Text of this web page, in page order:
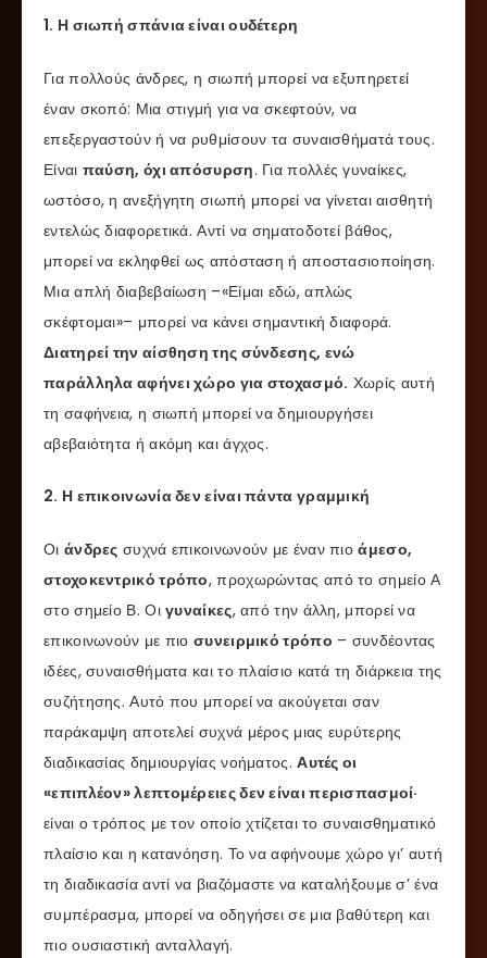
1. Η σιωπή σπάνια είναι ουδέτερη
Για πολλούς άνδρες, η σιωπή μπορεί να εξυπηρετεί
έναν σκοπό: Μια στιγμή για να σκεφτούν, να
επεξεργαστούν ή να ρυθμίσουν τα συναισθήματά τους.
Είναι παύση, όχι απόσυρση. Για πολλές γυναίκες,
ωστόσο, η ανεξήγητη σιωπή μπορεί να γίνεται αισθητή
εντελώς διαφορετικά. Αντί να σηματοδοτεί βάθος,
μπορεί να εκληφθεί ως απόσταση ή αποστασιοποίηση.
Μια απλή διαβεβαίωση –«Είμαι εδώ, απλώς
σκέφτομαι»– μπορεί να κάνει σημαντική διαφορά.
Διατηρεί την αίσθηση της σύνδεσης, ενώ
παράλληλα αφήνει χώρο για στοχασμό. Χωρίς αυτή
τη σαφήνεια, η σιωπή μπορεί να δημιουργήσει
αβεβαιότητα ή ακόμη και άγχος.
2. Η επικοινωνία δεν είναι πάντα γραμμική
Οι άνδρες συχνά επικοινωνούν με έναν πιοάμεσο,
στοχοκεντρικό τρόπο, προχωρώντας από το σημείο Α
στο σημείο Β. Οιγυναίκες, από την άλλη, μπορεί να
επικοινωνούν με πιο συνειρμικό τρόπο – συνδέοντας
ιδέες, συναισθήματα και το πλαίσιο κατά τη διάρκεια της
συζήτησης. Αυτό που μπορεί να ακούγεται σαν
παράκαμψη αποτελεί συχνά μέρος μιας ευρύτερης
διαδικασίας δημιουργίας νοήματος.Αυτές οι
«επιπλέον» λεπτομέρειες δεν είναι περισπασμοί·
είναι ο τρόπος με τον οποίο χτίζεται το συναισθηματικό
πλαίσιο και η κατανόηση. Το να αφήνουμε χώρο γι’ αυτή
τη διαδικασία αντί να βιαζόμαστε να καταλήξουμε σ’ ένα
συμπέρασμα, μπορεί να οδηγήσει σε μια βαθύτερη και
πιο ουσιαστική ανταλλαγή.